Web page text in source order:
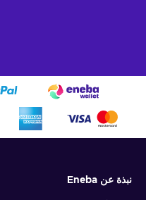
نبذة عن Eneba